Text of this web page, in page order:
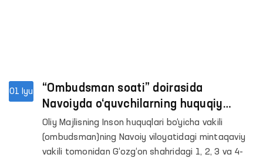
01 Iyu
“Ombudsman soati” doirasida
Navoiyda o‘quvchilarning huquqiy
xabardorligi oshirilmoqda
Oliy Majlisning Inson huquqlari bo‘yicha vakili
(ombudsman)ning Navoiy viloyatidagi mintaqaviy
vakili tomonidan G‘ozg‘on shahridagi 1, 2, 3 va 4-